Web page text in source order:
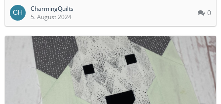
CharmingQuilts
5. August 2024
0